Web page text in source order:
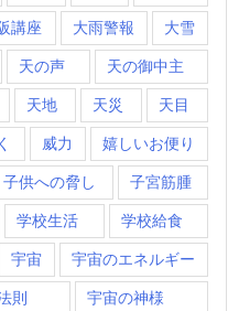
講座 大雨警報 大雪
天の声 天の御中主
天地 天災 天目
威力 嬉しいお便り
子供への脅し 子宮筋腫
学校生活 学校給食
宇宙 宇宙のエネルギー
則 宇宙の神様